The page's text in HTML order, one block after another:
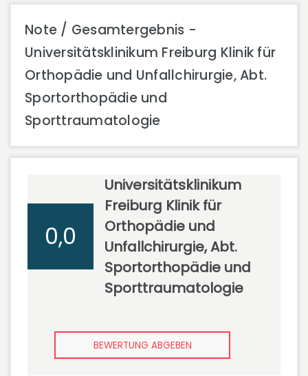
Note / Gesamtergebnis -
Universitätsklinikum Freiburg Klinik für
Orthopädie und Unfallchirurgie, Abt.
Sportorthopädie und
Sporttraumatologie
0,0
Universitätsklinikum
Freiburg Klinik für
Orthopädie und
Unfallchirurgie, Abt.
Sportorthopädie und
Sporttraumatologie
BEWERTUNG ABGEBEN